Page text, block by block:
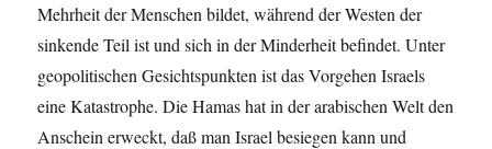
Mehrheit der Menschen bildet, während der Westen der
sinkende Teil ist und sich in der Minderheit befindet. Unter
geopolitischen Gesichtspunkten ist das Vorgehen Israels
eine Katastrophe. Die Hamas hat in der arabischen Welt den
Anschein erweckt, daß man Israel besiegen kann und